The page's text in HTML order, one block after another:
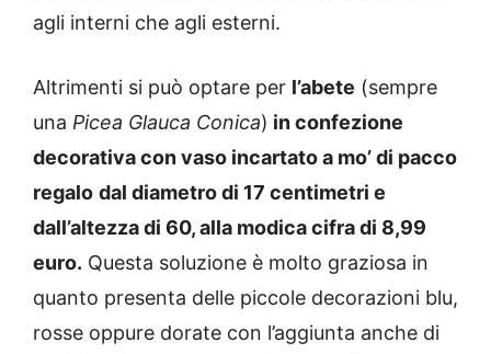
agli interni che agli esterni.
Altrimenti si può optare per l’abete (sempre
una Picea Glauca Conica) in confezione
decorativa con vaso incartato a mo’ di pacco
regalo dal diametro di 17 centimetri e
dall’altezza di 60, alla modica cifra di 8,99
euro. Questa soluzione è molto graziosa in
quanto presenta delle piccole decorazioni blu,
rosse oppure dorate con l’aggiunta anche di